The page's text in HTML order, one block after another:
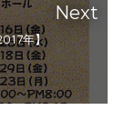
Next
年】